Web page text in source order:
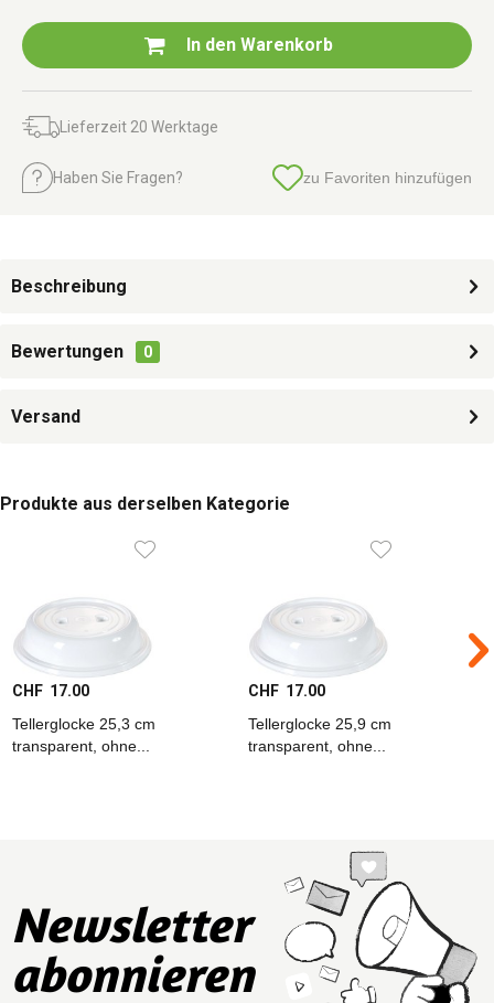
In den Warenkorb
Lieferzeit 20 Werktage
Haben Sie Fragen? zu Favoriten hinzufügen
Beschreibung
Bewertungen 0
Versand
Produkte aus derselben Kategorie
CHF 17.00
Tellerglocke 25,3 cm
transparent, ohne...
CHF 17.00
Tellerglocke 25,9 cm
transparent, ohne...
Newsletter
abonnieren